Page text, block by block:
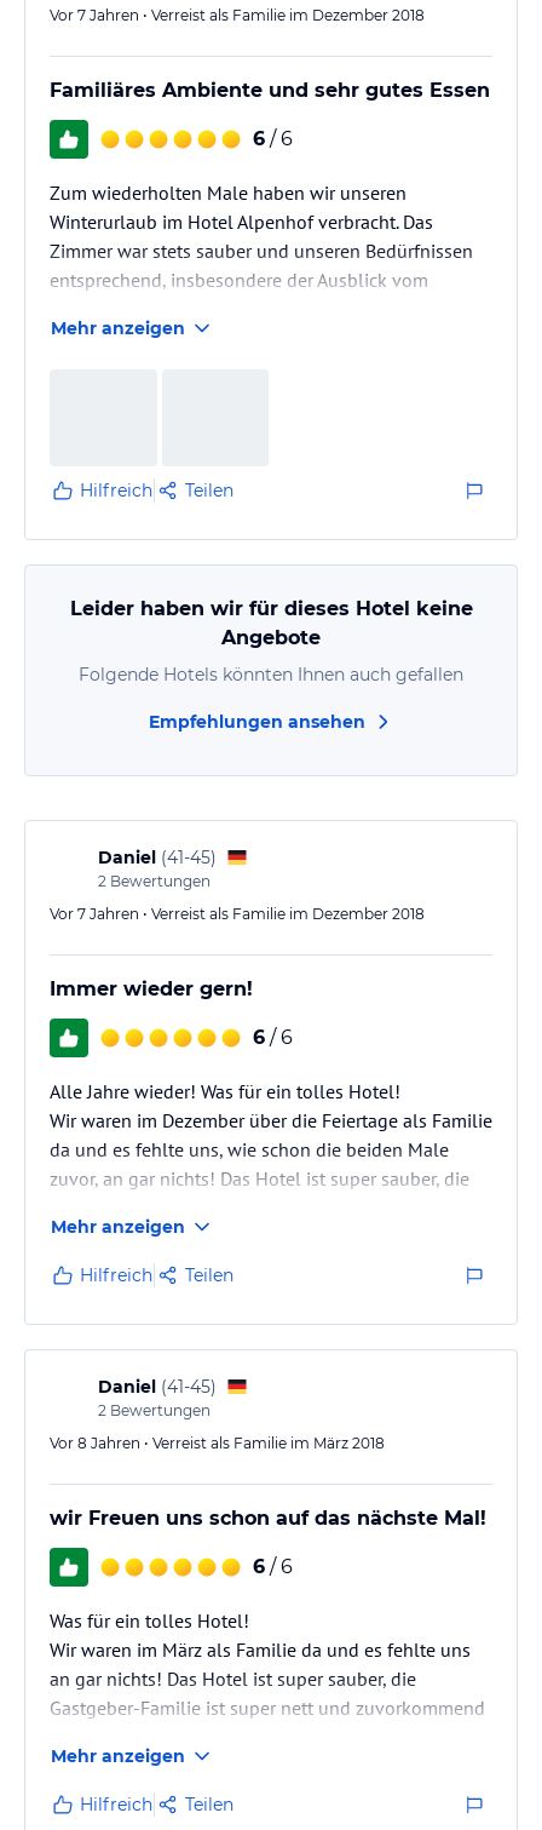
Vor 7 Jahren • Verreist als Familie im Dezember 2018
Familiäres Ambiente und sehr gutes Essen
6 / 6
Zum wiederholten Male haben wir unseren
Winterurlaub im Hotel Alpenhof verbracht. Das
Zimmer war stets sauber und unseren Bedürfnissen
entsprechend, insbesondere der Ausblick vom
herausragend.
(oder die Hotelbar) zum Erholen und Entspannen ein.
Mehr anzeigen
Hilfreich Teilen
Leider haben wir für dieses Hotel keine
Angebote
Folgende Hotels könnten Ihnen auch gefallen
Empfehlungen ansehen
Daniel (41-45)
2 Bewertungen
Vor 7 Jahren • Verreist als Familie im Dezember 2018
Immer wieder gern!
6 / 6
Alle Jahre wieder! Was für ein tolles Hotel!
Wir waren im Dezember über die Feiertage als Familie
da und es fehlte uns, wie schon die beiden Male
zuvor, an gar nichts! Das Hotel ist super sauber, die
lässt sich durch nichts aus der Ruhe bringen! Das
Essen ist unglaublich lecker! Hier kocht die Oma
noch selbst! Jeden Tag ein anderes Menü und zu
Sylvester noch eine Extraüberraschung!
Wir freuen uns schon auf unseren nächsten Besuch
im Alpenhof in Afers!
Familie…
Mehr anzeigen
Hilfreich Teilen
Daniel (41-45)
2 Bewertungen
Vor 8 Jahren • Verreist als Familie im März 2018
wir Freuen uns schon auf das nächste Mal!
6 / 6
Was für ein tolles Hotel!
Wir waren im März als Familie da und es fehlte uns
an gar nichts! Das Hotel ist super sauber, die
Gastgeber-Familie ist super nett und zuvorkommend
anderes Menü!
Wir freuen uns schon auf unseren nächsten Besuch
im Alpenhof in Afers!
Mehr anzeigen
Hilfreich Teilen